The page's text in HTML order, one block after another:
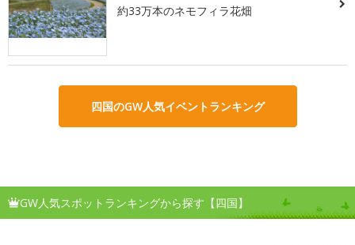
約33万本のネモフィラ花畑
四国のGW人気イベントランキング
GW人気スポットランキングから探す【四国】